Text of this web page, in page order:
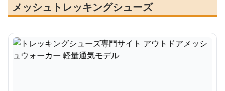
メッシュトレッキングシューズ